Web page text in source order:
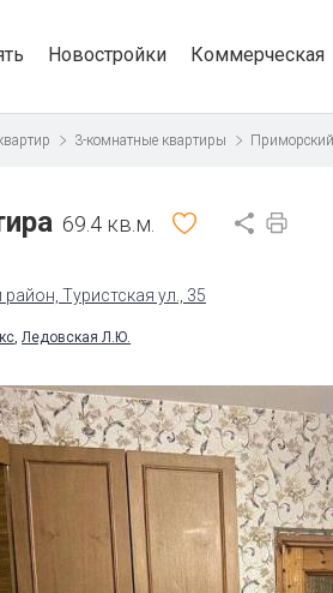
Новостройки Коммерческая
3-комнатные квартиры
69.4 кв.м.
Туристская ул., 35
, Ледовская Л.Ю.